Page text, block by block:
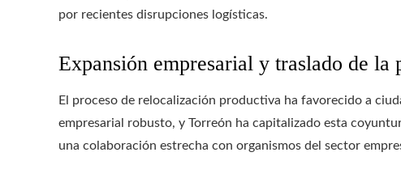
por recientes disrupciones logísticas.
Expansión empresarial y traslado de la
El proceso de relocalización productiva ha favorecido a
empresarial robusto, y Torreón ha capitalizado esta
una colaboración estrecha con organismos del sector